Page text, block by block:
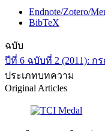
Endnote/Zotero/
BibTeX
ฉบับ
ปีที่ 6 ฉบับที่ 2 (2011): ก
ประเภทบทความ
Original Articles